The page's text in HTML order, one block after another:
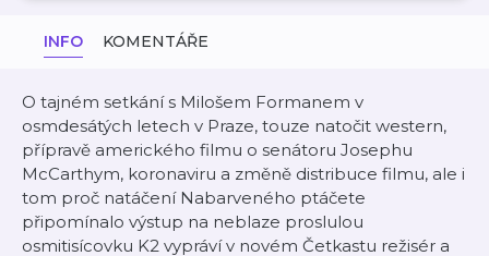
INFO KOMENTÁŘE
O tajném setkání s Milošem Formanem v
osmdesátých letech v Praze, touze natočit western,
přípravě amerického filmu o senátoru Josephu
McCarthym, koronaviru a změně distribuce filmu, ale i
tom proč natáčení Nabarveného ptáčete
připomínalo výstup na neblaze proslulou
osmitisícovku K2 vypráví v novém Četkastu režisér a